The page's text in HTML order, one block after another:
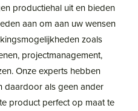
productiehal uit en bieden
aan om aan uw wensen
zoals
projectmanagement,
Onze experts hebben
daardoor als geen ander
product perfect op maat te